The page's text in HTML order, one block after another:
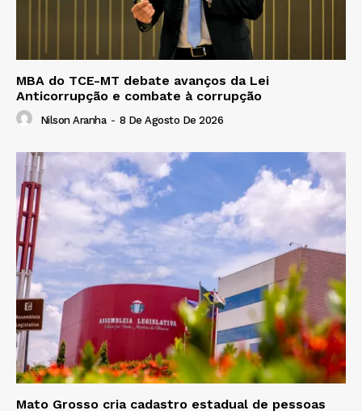
MBA do TCE-MT debate avanços da Lei
Anticorrupção e combate à corrupção
Nilson Aranha - 8 De Agosto De 2026
Mato Grosso cria cadastro estadual de pessoas